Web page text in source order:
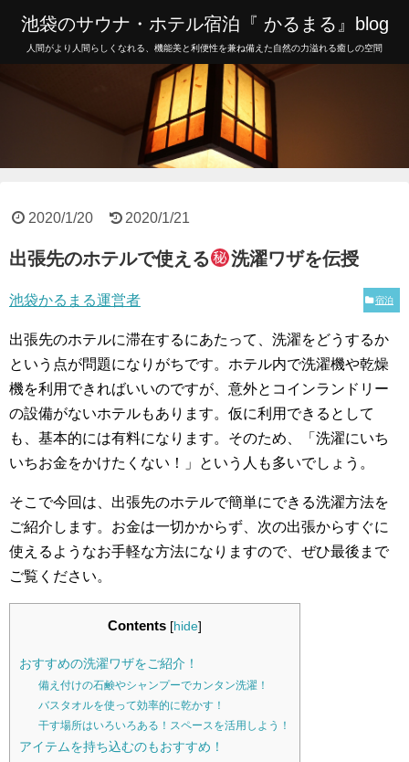
池袋のサウナ・ホテル宿泊『 かるまる』blog
人間がより人間らしくなれる、機能美と利便性を兼ね備えた自然の力溢れる癒しの空間
2020/1/20 2020/1/21
出張先のホテルで使える 洗濯ワザを伝授
池袋かるまる運営者 宿泊
出張先のホテルに滞在するにあたって、洗濯をどうするか
という点が問題になりがちです。ホテル内で洗濯機や乾燥
機を利用できればいいのですが、意外とコインランドリー
の設備がないホテルもあります。仮に利用できるとして
も、基本的には有料になります。そのため、「洗濯にいち
いちお金をかけたくない！」という人も多いでしょう。
そこで今回は、出張先のホテルで簡単にできる洗濯方法を
ご紹介します。お金は一切かからず、次の出張からすぐに
使えるようなお手軽な方法になりますので、ぜひ最後まで
ご覧ください。
Contents [hide]
おすすめの洗濯ワザをご紹介！
備え付けの石鹸やシャンプーでカンタン洗濯！
バスタオルを使って効率的に乾かす！
干す場所はいろいろある！スペースを活用しよう！
アイテムを持ち込むのもおすすめ！